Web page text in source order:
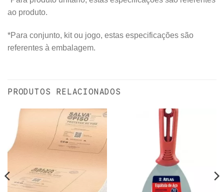
ao produto.
*Para conjunto, kit ou jogo, estas especificações são
referentes à embalagem.
PRODUTOS RELACIONADOS